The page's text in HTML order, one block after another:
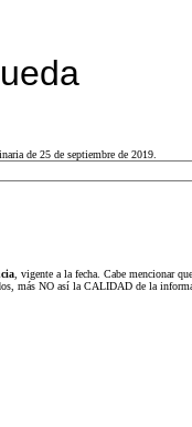
de 25 de septiembre de 2019.
, vigente a la fecha. Cabe mencionar
más NO así la CALIDAD de la